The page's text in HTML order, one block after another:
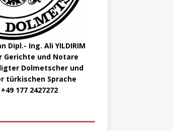
Dipl.- Ing. Ali YILDIRIM
Gerichte und Notare
Dolmetscher und
türkischen Sprache
177 2427272